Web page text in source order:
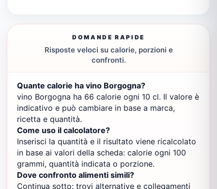
DOMANDE RAPIDE
Risposte veloci su calorie, porzioni e
confronti.
Quante calorie ha vino Borgogna?
vino Borgogna ha 66 calorie ogni 10 cl. Il valore è
indicativo e può cambiare in base a marca,
ricetta e quantità.
Come uso il calcolatore?
Inserisci la quantità e il risultato viene ricalcolato
in base ai valori della scheda: calorie ogni 100
grammi, quantità indicata o porzione.
Dove confronto alimenti simili?
Continua sotto: trovi alternative e collegamenti